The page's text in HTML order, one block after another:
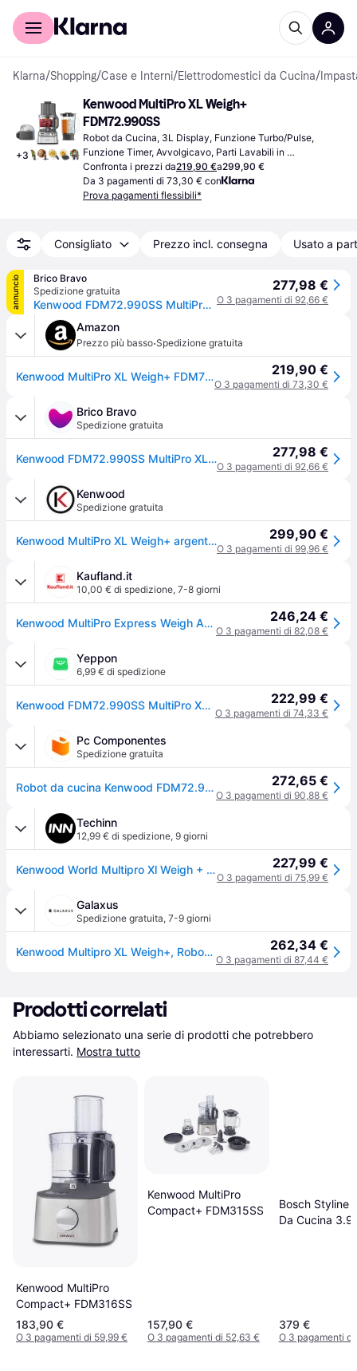
Per il tuo shopping
Klarna/Shopping/Case e Interni/Elettrodomestici da Cucina/
+3
Kenwood MultiPro XL Weigh+
FDM72.990SS
Robot da Cucina, 3L Display, Funzione Turbo/Pulse,
Funzione Timer, Avvolgicavo, Parti Lavabili in
Lavastoviglie, Coperchio con Apertura, Blocco di
Sicurezza
Confronta i prezzi da219,90 €a299,90 €
Da 3 pagamenti di 73,30 € con
Prova pagamenti flessibili*
Consigliato Prezzo incl. consegna Usato a
annuncio
Brico Bravo
Spedizione gratuita
Kenwood FDM72.990SS MultiPro XL Weigh+ Robot da Cucina 1000W Ciotola 3L Bilancia Integrata Timer 12 Accessori colore Acciaio Inox
277,98 €
O 3 pagamenti di 92,66 €
Amazon
Prezzo più basso·Spedizione gratuita
Kenwood MultiPro XL Weigh+ FDM72.990SS - Robot da cucina dotato di Bilancia e Timer integrati, 3 dischi in acciaio e ExpressDice, Ciotola da 3L, velocità variabile, 12 accessori, 1000 Watt 219,90 €
O 3 pagamenti di 73,30 €
Brico Bravo
Spedizione gratuita
Kenwood FDM72.990SS MultiPro XL Weigh+ Robot da Cucina 1000W Ciotola 3L Bilancia Integrata Timer 12 Accessori colore Acciaio Inox 277,98 €
O 3 pagamenti di 92,66 €
Kenwood
Spedizione gratuita
Kenwood MultiPro XL Weigh+ argento FDM72.990SS - Acciaio inossidabile / argento 299,90 €
O 3 pagamenti di 99,96 €
Kaufland.it
10,00 € di spedizione, 7-8 giorni
Kenwood MultiPro Express Weigh Autograph Collection Robot da cucina compatto FDM72.990SS 246,24 €
O 3 pagamenti di 82,08 €
Yeppon
6,99 € di spedizione
Kenwood FDM72.990SS MultiPro XL Weigh+ Robot da Cucina 1000W Ciotola 3L Bilancia Integrata Timer 12 Accessori colore Acciaio Inox 222,99 €
O 3 pagamenti di 74,33 €
Pc Componentes
Spedizione gratuita
Robot da cucina Kenwood FDM72.990SS 3 L acciaio inossidabile 1000 W 272,65 €
O 3 pagamenti di 90,88 €
Techinn
12,99 € di spedizione, 9 giorni
Kenwood World Multipro Xl Weigh + Food Processor Trasparente One Size / EU Plug 220V 227,99 €
O 3 pagamenti di 75,99 €
Galaxus
Spedizione gratuita, 7-9 giorni
Kenwood Multipro XL Weigh+, Robot da cucina, Argento 262,34 €
O 3 pagamenti di 87,44 €
Prodotti correlati
Abbiamo selezionato una serie di prodotti che potrebbero
interessarti. Mostra tutto
Kenwood MultiPro
Compact+ FDM316SS
183,90 €
O 3 pagamenti di 59,99 €
Kenwood MultiPro
Compact+ FDM315SS
157,90 €
O 3 pagamenti di 52,63 €
Bosch Styline
Da Cucina 3.9
379 €
O 3 pagamenti